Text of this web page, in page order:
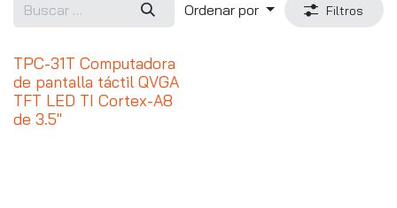
Ordenar por
Filtros
TPC-31T Computadora
de pantalla táctil QVGA
TFT LED TI Cortex-A8
de 3.5"